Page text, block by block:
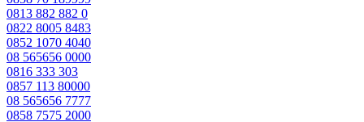
0813 882 882 0
0822 8005 8483
0852 1070 4040
08 565656 0000
0816 333 303
0857 113 80000
08 565656 7777
0858 7575 2000